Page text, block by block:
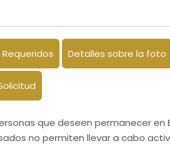
Detalles sobre la foto
que deseen permanecer en
no permiten llevar a cabo